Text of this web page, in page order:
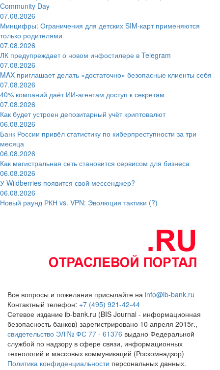
Community Day
07.08.2026
Минцифры: Ограничения для детских SIM-карт применяются
только родителями
07.08.2026
ЛК предупреждает о новом инфостилере в Telegram
07.08.2026
MAX приглашает делать «достаточно» безопасные клиенты себя
07.08.2026
40% компаний даёт ИИ‑агентам доступ к секретам
07.08.2026
Как будет устроен депозитарный учёт криптовалют
06.08.2026
Банк России привёл статистику по киберпреступности за три
месяца
06.08.2026
Как магистральная сеть становится сервисом для бизнеса
06.08.2026
У Wildberries появится свой мессенджер?
06.08.2026
Новый раунд РКН vs. VPN: Эволюция тактики (?)
Все вопросы и пожелания присылайте на info@ib-bank.ru
Контактный телефон: +7 (495) 921-42-44
Сетевое издание ib-bank.ru (BIS Journal - информационная
безопасность банков) зарегистрировано 10 апреля 2015г.,
свидетельство ЭЛ № ФС 77 - 61376 выдано Федеральной
службой по надзору в сфере связи, информационных
технологий и массовых коммуникаций (Роскомнадзор)
Политика конфиденциальности персональных данных.